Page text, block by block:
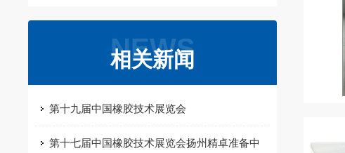
NEWS
相关新闻
第十九届中国橡胶技术展览会
第十七届中国橡胶技术展览会扬州精卓准备中